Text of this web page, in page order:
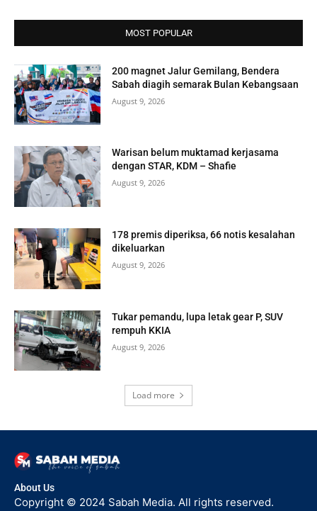
MOST POPULAR
200 magnet Jalur Gemilang, Bendera
Sabah diagih semarak Bulan Kebangsaan
August 9, 2026
Warisan belum muktamad kerjasama
dengan STAR, KDM – Shafie
August 9, 2026
178 premis diperiksa, 66 notis kesalahan
dikeluarkan
August 9, 2026
Tukar pemandu, lupa letak gear P, SUV
rempuh KKIA
August 9, 2026
Load more
About Us
Copyright © 2024 Sabah Media. All rights reserved.